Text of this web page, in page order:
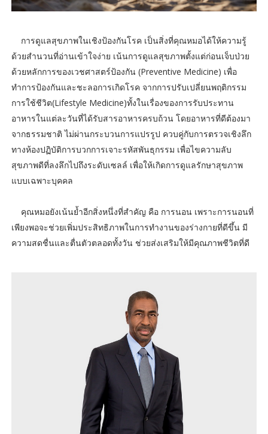
การดูแลสุขภาพในเชิงป้องกันโรค เป็นสิ่งที่คุณหมอได้ให้ความรู้
ด้วยสำนวนที่อ่านเข้าใจง่าย เน้นการดูแลสุขภาพตั้งแต่ก่อนเจ็บป่วย
ด้วยหลักการของเวชศาสตร์ป้องกัน (Preventive Medicine) เพื่อ
ทำการป้องกันและชะลอการเกิดโรค จากการปรับเปลี่ยนพฤติกรรม
การใช้ชีวิต(Lifestyle Medicine)ทั้งในเรื่องของการรับประทาน
อาหารในแต่ละวันที่ได้รับสารอาหารครบถ้วน โดยอาหารที่ดีต้องมา
จากธรรมชาติ ไม่ผ่านกระบวนการแปรรูป ควบคู่กับการตรวจเชิงลึก
ทางห้องปฏิบัติการบวกการเจาะรหัสพันธุกรรม เพื่อไขความลับ
สุขภาพดีที่ลงลึกไปถึงระดับเซลล์ เพื่อให้เกิดการดูแลรักษาสุขภาพ
แบบเฉพาะบุคคล
คุณหมอยังเน้นย้ำอีกสิ่งหนึ่งที่สำคัญ คือ การนอน เพราะการนอนที่
เพียงพอจะช่วยเพิ่มประสิทธิภาพในการทำงานของร่างกายที่ดีขึ้น มี
ความสดชื่นและตื่นตัวตลอดทั้งวัน ช่วยส่งเสริมให้มีคุณภาพชีวิตที่ดี